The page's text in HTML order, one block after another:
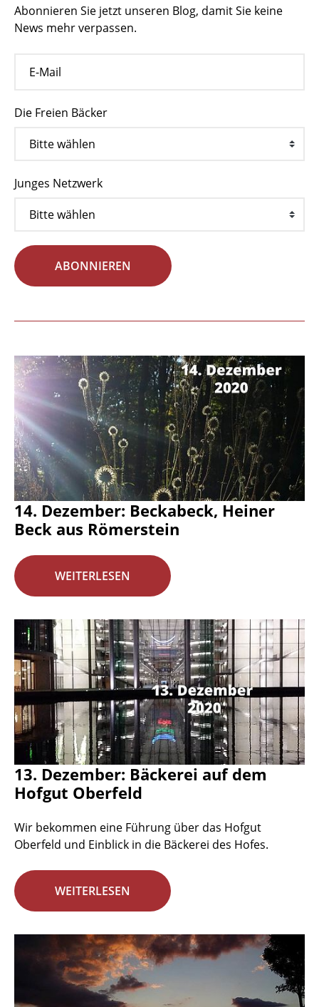
Abonnieren Sie jetzt unseren Blog, damit Sie keine
News mehr verpassen.
Die Freien Bäcker
Junges Netzwerk
ABONNIEREN
14. Dezember: Beckabeck, Heiner
Beck aus Römerstein
WEITERLESEN
13. Dezember: Bäckerei auf dem
Hofgut Oberfeld
Wir bekommen eine Führung über das Hofgut
Oberfeld und Einblick in die Bäckerei des Hofes.
WEITERLESEN